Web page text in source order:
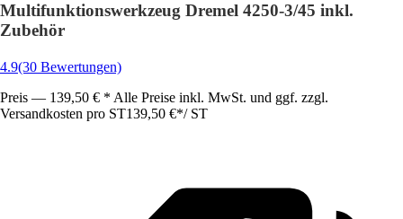
Multifunktionswerkzeug Dremel 4250-3/45 inkl.
Zubehör
4.9(30 Bewertungen)
Preis — 139,50 € * Alle Preise inkl. MwSt. und ggf. zzgl.
Versandkosten pro ST139,50 €*/ ST